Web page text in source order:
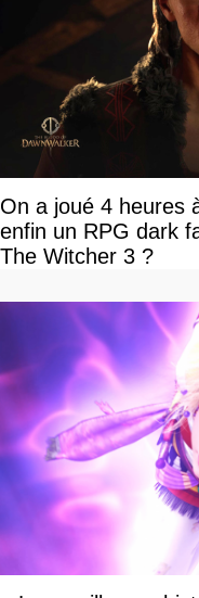
On a joué 4 heures
enfin un RPG dark
The Witcher 3 ?